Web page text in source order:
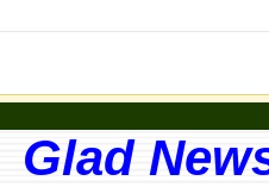
Glad